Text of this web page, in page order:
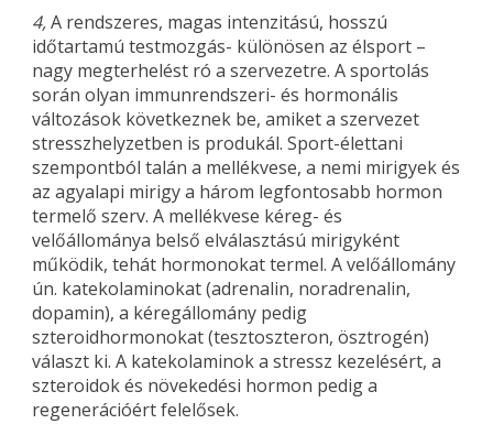
4,A rendszeres, magas intenzitású, hosszú
időtartamú testmozgás- különösen az élsport –
nagy megterhelést ró a szervezetre. A sportolás
során olyan immunrendszeri- és hormonális
változások következnek be, amiket a szervezet
stresszhelyzetben is produkál. Sport-élettani
szempontból talán a mellékvese, a nemi mirigyek és
az agyalapi mirigy a három legfontosabb hormon
termelő szerv. A mellékvese kéreg- és
velőállománya belső elválasztású mirigyként
működik, tehát hormonokat termel. A velőállomány
ún. katekolaminokat (adrenalin, noradrenalin,
dopamin), a kéregállomány pedig
szteroidhormonokat (tesztoszteron, ösztrogén)
választ ki. A katekolaminok a stressz kezelésért, a
szteroidok és növekedési hormon pedig a
regenerációért felelősek.